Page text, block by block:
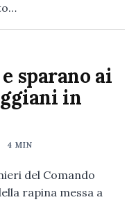
sparano ai
in
4 MIN
del Comando
rapina messa a